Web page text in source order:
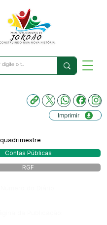
Imprimir
Contas Públicas
RGF